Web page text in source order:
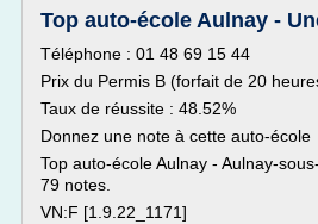
Top auto-école Aulnay -
Téléphone : 01 48 69 15 44
Prix du Permis B (forfait de 20
Taux de réussite : 48.52%
Donnez une note à cette auto-école
Top auto-école Aulnay - Aulnay-
79 notes.
VN:F [1.9.22_1171]